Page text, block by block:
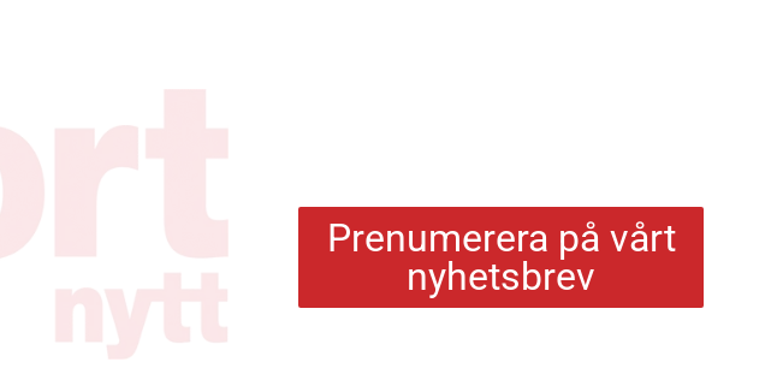
Prenumerera på vårt
nyhetsbrev